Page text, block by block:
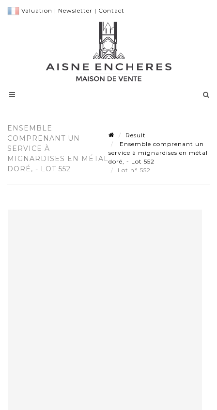
Valuation | Newsletter | Contact
ENSEMBLE
COMPRENANT UN
SERVICE À
MIGNARDISES EN MÉTAL
DORÉ, - LOT 552
Result
Ensemble comprenant un
service à mignardises en métal
doré, - Lot 552
Lot n° 552